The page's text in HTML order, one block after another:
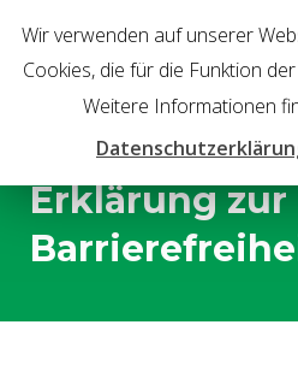
Erklärung zur
Wir verwenden auf unserer
Cookies, die für die Funktion
Weitere Informationen